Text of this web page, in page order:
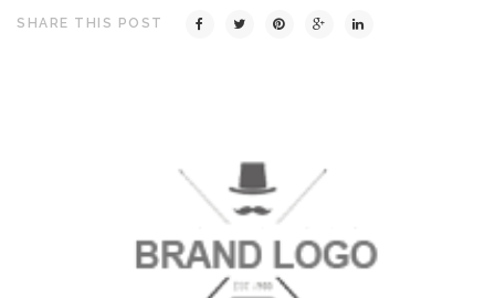
SHARE THIS POST